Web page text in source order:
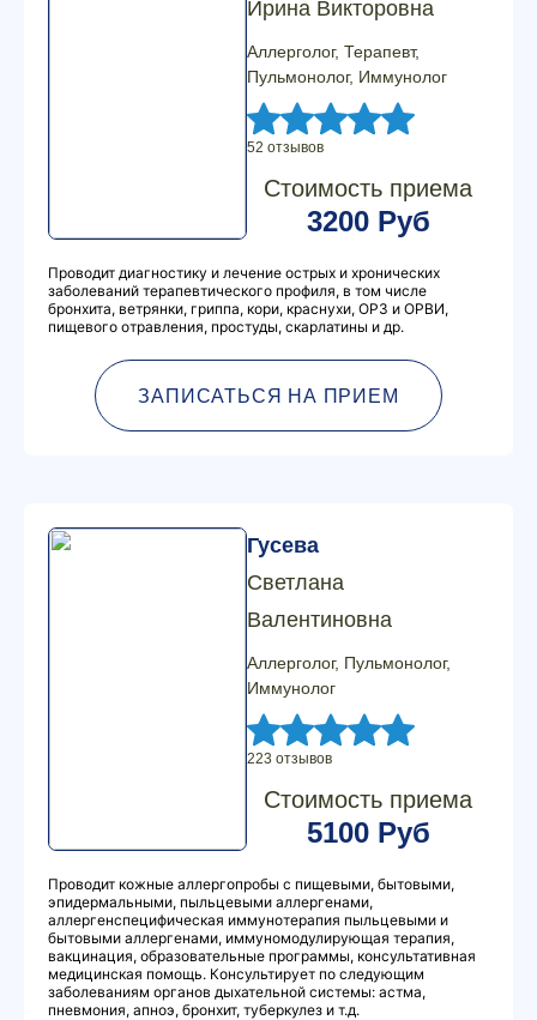
Ирина Викторовна
Аллерголог, Терапевт,
Пульмонолог, Иммунолог
52 отзывов
Стоимость приема
3200 Руб
Проводит диагностику и лечение острых и хронических
заболеваний терапевтического профиля, в том числе
бронхита, ветрянки, гриппа, кори, краснухи, ОРЗ и ОРВИ,
пищевого отравления, простуды, скарлатины и др.
ЗАПИСАТЬСЯ НА ПРИЕМ
Гусева
Светлана
Валентиновна
Аллерголог, Пульмонолог,
Иммунолог
223 отзывов
Стоимость приема
5100 Руб
Проводит кожные аллергопробы с пищевыми, бытовыми,
эпидермальными, пыльцевыми аллергенами,
аллергенспецифическая иммунотерапия пыльцевыми и
бытовыми аллергенами, иммуномодулирующая терапия,
вакцинация, образовательные программы, консультативная
медицинская помощь. Консультирует по следующим
заболеваниям органов дыхательной системы: астма,
пневмония, апноэ, бронхит, туберкулез и т.д.